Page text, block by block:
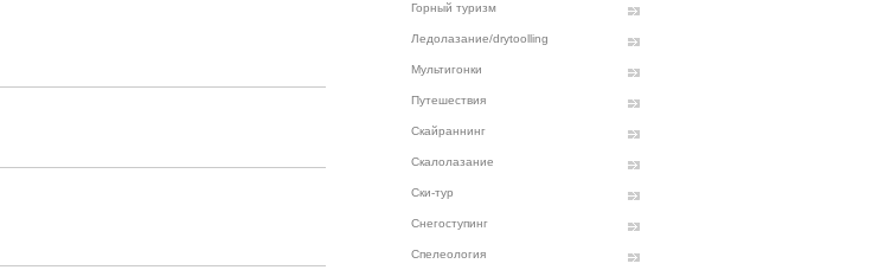
Горный туризм
Ледолазание/drytoolling
Мультигонки
Путешествия
Скайраннинг
Скалолазание
Ски-тур
Снегоступинг
Спелеология